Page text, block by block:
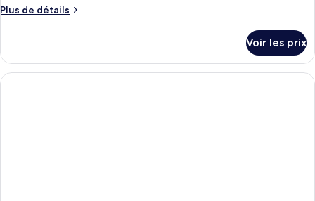
Tradition,
(Japanese
Western
Plus de détails
Plus
le
type
de
Voir les prix